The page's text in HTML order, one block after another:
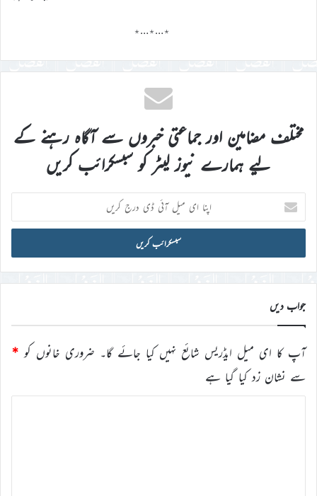
٭…٭…٭
مختلف مضامین اور جماعتی خبروں سے آگاہ رہنے کے
لیے ہمارے نیوز لیٹر کو سبسکرائب کریں
اپنا
ای
میل
ڈی
درج
کریں
جواب دیں
آپ کا ای میل ایڈریس شائع نہیں کیا جائے گا۔ ضروری خانوں کو *
سے نشان زد کیا گیا ہے